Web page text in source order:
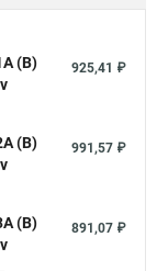
(B)
925,41 ₽
(B)
991,57 ₽
(B)
891,07 ₽